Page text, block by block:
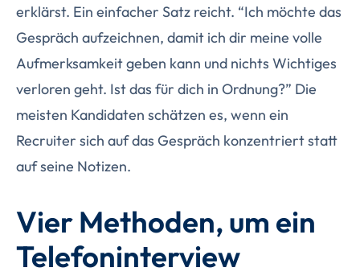
erklärst. Ein einfacher Satz reicht. “Ich möchte das
Gespräch aufzeichnen, damit ich dir meine volle
Aufmerksamkeit geben kann und nichts Wichtiges
verloren geht. Ist das für dich in Ordnung?” Die
meisten Kandidaten schätzen es, wenn ein
Recruiter sich auf das Gespräch konzentriert statt
auf seine Notizen.
Vier Methoden, um ein
Telefoninterview